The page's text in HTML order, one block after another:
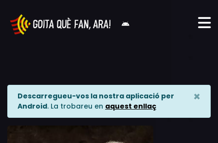
Descarregueu-vos la nostra aplicació per
Android. La trobareu en aquest enllaç
×